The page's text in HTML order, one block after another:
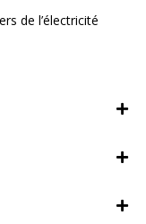
de l’électricité